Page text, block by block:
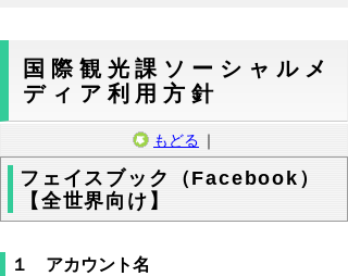
国際観光課ソーシャルメ
ディア利用方針
もどる ｜
フェイスブック（Facebook）
【全世界向け】
１ アカウント名